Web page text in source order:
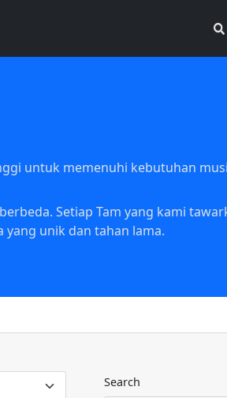
untuk memenuhi kebutuhan
Setiap Tam yang kami
unik dan tahan lama.
Search